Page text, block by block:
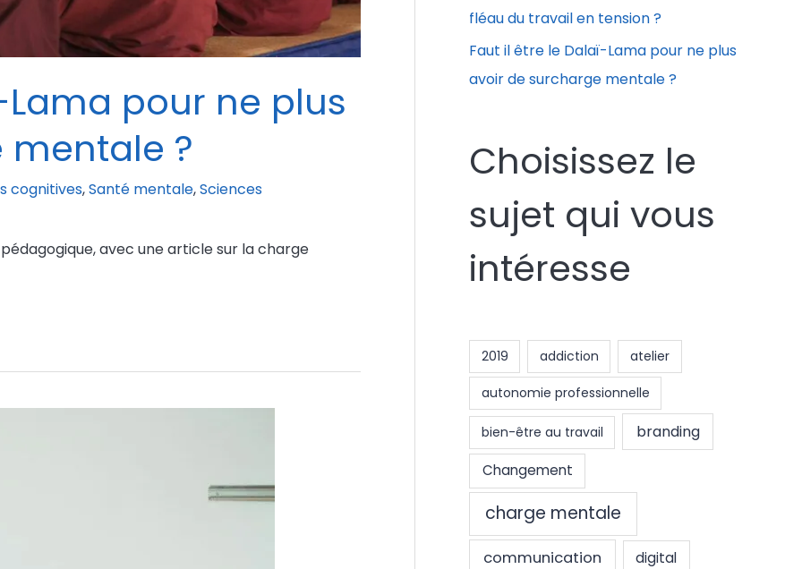
pour ne plus
?
cognitives,Santé mentale,Sciences
avec une article sur la charge
fléau du travail en tension ?
Faut il être le Dalaï-Lama pour ne plus
avoir de surcharge mentale ?
Choisissez le
sujet qui vous
intéresse
2019 addiction atelier
autonomie professionnelle
bien-être au travail branding
Changement
charge mentale
communication digital